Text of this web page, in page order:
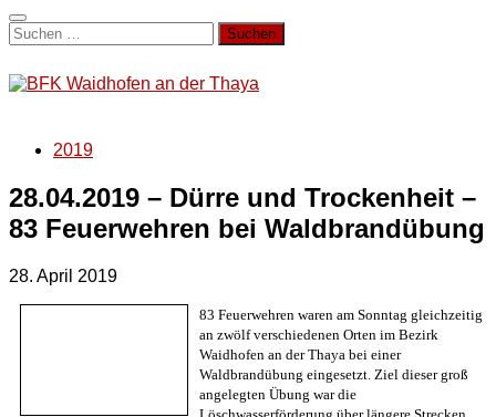
Suchen
nach:
2019
28.04.2019 – Dürre und Trockenheit –
83 Feuerwehren bei Waldbrandübung
28. April 2019
83 Feuerwehren waren am Sonntag gleichzeitig
an zwölf verschiedenen Orten im Bezirk
Waidhofen an der Thaya bei einer
Waldbrandübung eingesetzt. Ziel dieser groß
angelegten Übung war die